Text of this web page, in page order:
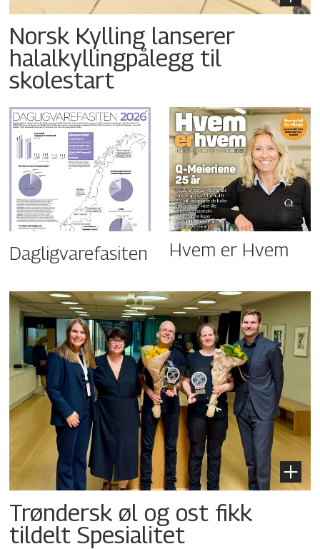
Norsk Kylling lanserer
halalkyllingpålegg til
skolestart
Dagligvarefasiten Hvem er Hvem
Trøndersk øl og ost fikk
tildelt Spesialitet